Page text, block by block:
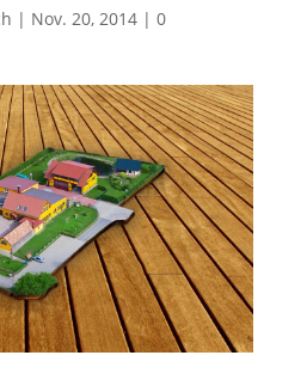
| Nov. 20, 2014| 0